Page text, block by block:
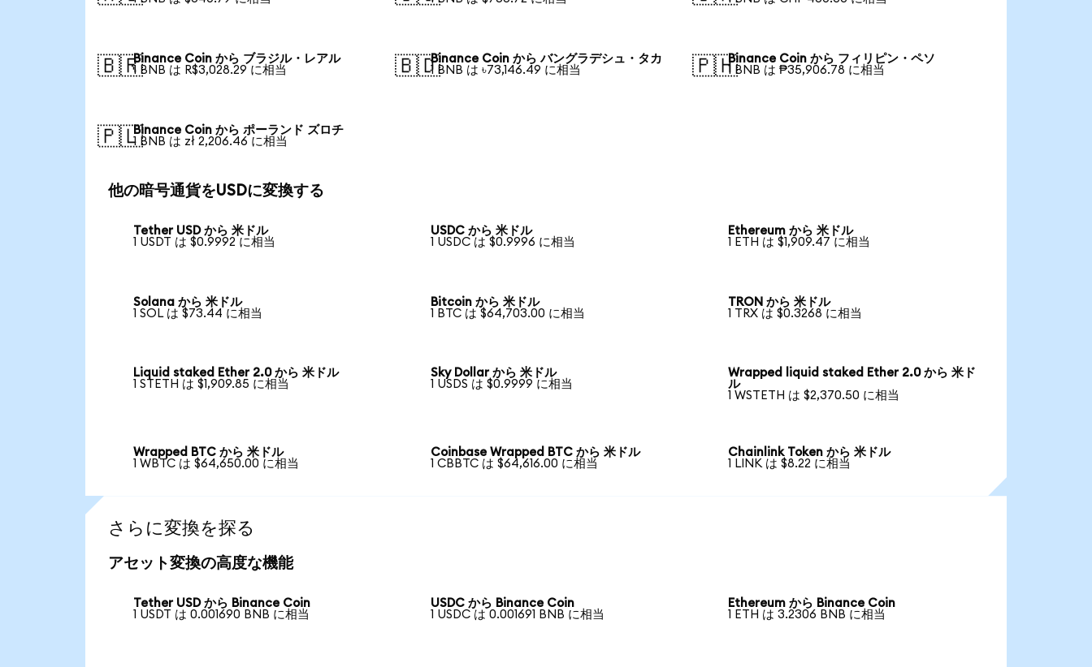
🇧🇷Binance Coin から ブラジル・レアル
1 BNB は R$3,028.29 に相当
🇧🇩Binance Coin から バングラデシュ・タカ
1 BNB は ৳73,146.49 に相当
🇵🇭Binance Coin から フィリピン・ペソ
1 BNB は ₱35,906.78 に相当
🇵🇱Binance Coin から ポーランド ズロチ
1 BNB は zł 2,206.46 に相当
他の暗号通貨をUSDに変換する
Tether USD から 米ドル
1 USDT は $0.9992 に相当
USDC から 米ドル
1 USDC は $0.9996 に相当
Ethereum から 米ドル
1 ETH は $1,909.47 に相当
Solana から 米ドル
1 SOL は $73.44 に相当
Bitcoin から 米ドル
1 BTC は $64,703.00 に相当
TRON から 米ドル
1 TRX は $0.3268 に相当
Liquid staked Ether 2.0 から 米ドル
1 STETH は $1,909.85 に相当
Sky Dollar から 米ドル
1 USDS は $0.9999 に相当
Wrapped liquid staked Ether 2.0 から 米ド
ル
1 WSTETH は $2,370.50 に相当
Wrapped BTC から 米ドル
1 WBTC は $64,650.00 に相当
Coinbase Wrapped BTC から 米ドル
1 CBBTC は $64,616.00 に相当
Chainlink Token から 米ドル
1 LINK は $8.22 に相当
さらに変換を探る
アセット変換の高度な機能
Tether USD から Binance Coin
1 USDT は 0.001690 BNB に相当
USDC から Binance Coin
1 USDC は 0.001691 BNB に相当
Ethereum から Binance Coin
1 ETH は 3.2306 BNB に相当